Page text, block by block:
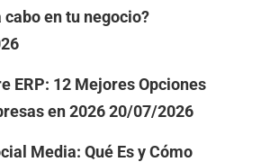
en tu negocio?
ERP: 12 Mejores Opciones
en 2026 20/07/2026
Media: Qué Es y Cómo